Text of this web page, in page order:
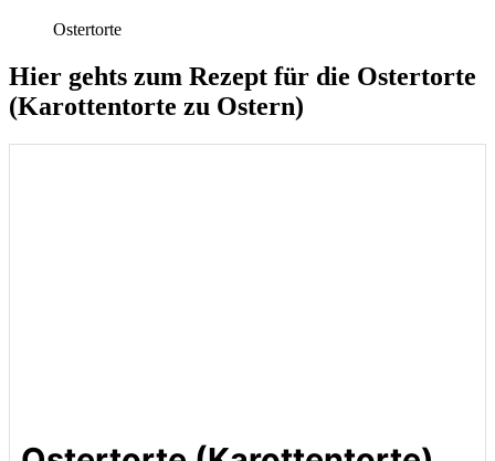
Ostertorte
Hier gehts zum Rezept für die Ostertorte
(Karottentorte zu Ostern)